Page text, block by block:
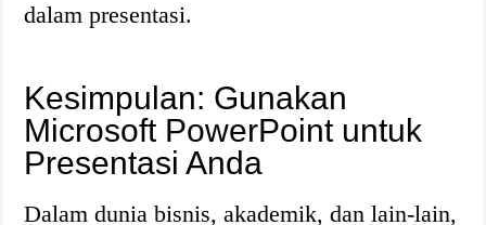
dalam presentasi.
Kesimpulan: Gunakan
Microsoft PowerPoint untuk
Presentasi Anda
Dalam dunia bisnis, akademik, dan lain-lain,